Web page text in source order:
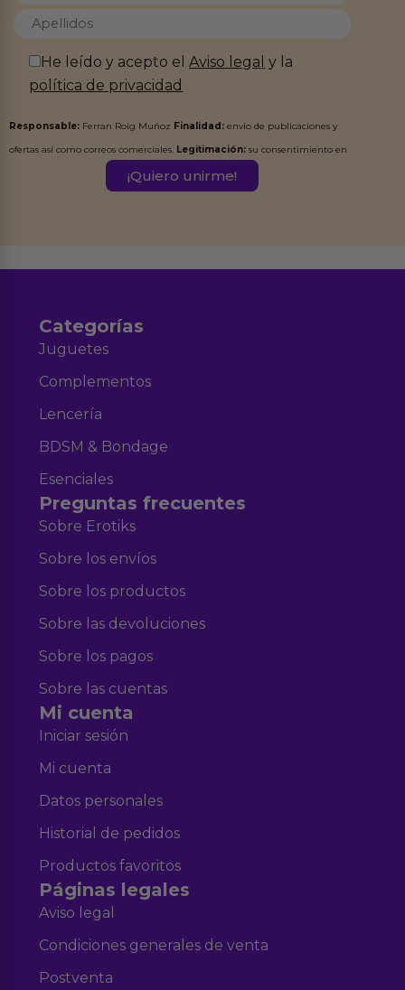
He leído y acepto elAviso legal y la
política de privacidad
Responsable: Ferran Roig Muñoz Finalidad: envío de publicaciones y
ofertas así como correos comerciales. Legitimación: su consentimiento en
Destinatarios:Ferran Roig Muñoz. Podrás ejercer tus
Categorías
Juguetes
Complementos
Lencería
BDSM & Bondage
Esenciales
Preguntas frecuentes
Sobre Erotiks
Sobre los envíos
Sobre los productos
Sobre las devoluciones
Sobre los pagos
Sobre las cuentas
Mi cuenta
Iniciar sesión
Mi cuenta
Datos personales
Historial de pedidos
Productos favoritos
Páginas legales
Aviso legal
Condiciones generales de venta
Postventa